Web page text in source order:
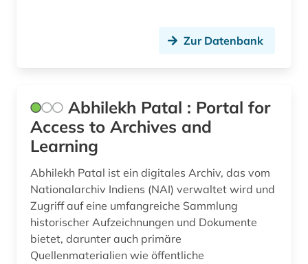
berufsrecht (1)
beschluss (1)
beschäftigung (1)
besoldung (2)
besoldungsrecht (6)
Zur Datenbank
Abhilekh Patal : Portal for
Access to Archives and
Learning
Abhilekh Patal ist ein digitales Archiv, das vom
Nationalarchiv Indiens (NAI) verwaltet wird und
Zugriff auf eine umfangreiche Sammlung
historischer Aufzeichnungen und Dokumente
bietet, darunter auch primäre
Quellenmaterialien wie öffentliche